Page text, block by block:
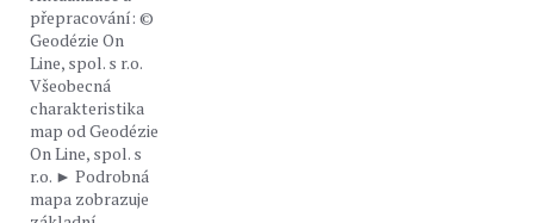
přepracování: ©
Geodézie On
Line, spol. s r.o.
Všeobecná
charakteristika
map od Geodézie
On Line, spol. s
r.o. ► Podrobná
mapa zobrazuje